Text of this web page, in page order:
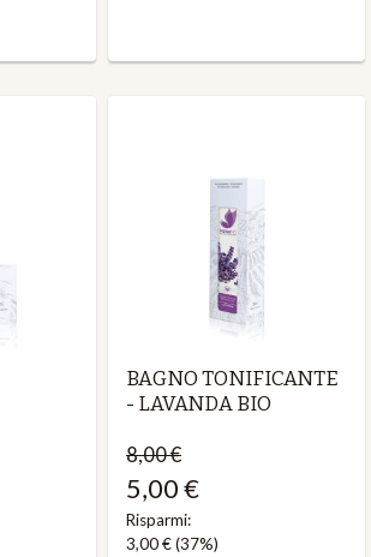
BAGNO TONIFICANTE
- LAVANDA BIO
8,00 €
5,00 €
Risparmi:
3,00 €(37%)